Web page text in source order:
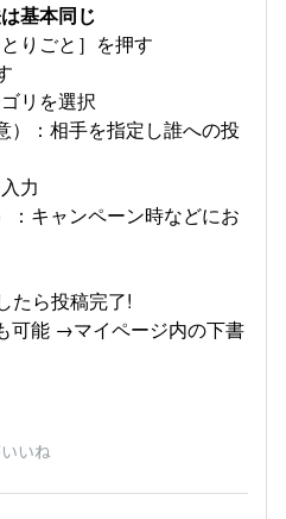
基本同じ
りごと］を押す
リを選択
：相手を指定し誰への投
力
キャンペーン時などにお
たら投稿完了!
可能 →マイページ内の下書
いね